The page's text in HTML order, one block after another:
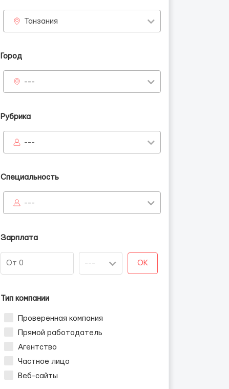
Танзания
Город
---
Рубрика
---
Специальность
---
Зарплата
OK
Тип компании
Проверенная компания
Прямой работодатель
Агентство
Частное лицо
Веб-сайты